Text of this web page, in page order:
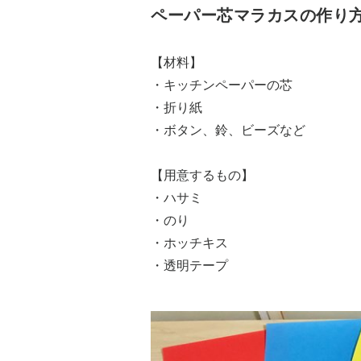
ペーパー芯マラカスの作り
【材料】
・キッチンペーパーの芯
・折り紙
・ボタン、鈴、ビーズなど
【用意するもの】
・ハサミ
・のり
・ホッチキス
・透明テープ